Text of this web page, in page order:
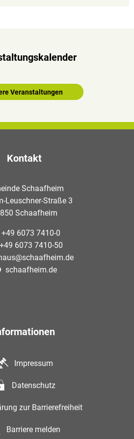
Veranstaltungen
Kontakt
Schaafheim
Leuschner-Straße 3
Schaafheim
+49 6073 7410-0
+49 6073 7410-50
schaafheim.de
Impressum
Datenschutz
zur Barrierefreiheit
Barriere melden